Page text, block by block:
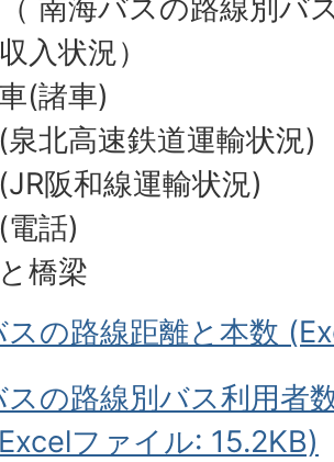
南海バスの路線別バ
入状況）
(諸車)
北高速鉄道運輸状況)
阪和線運輸状況)
話)
橋梁
スの路線距離と本数
スの路線別バス利用者
ファイル: 15.2KB)